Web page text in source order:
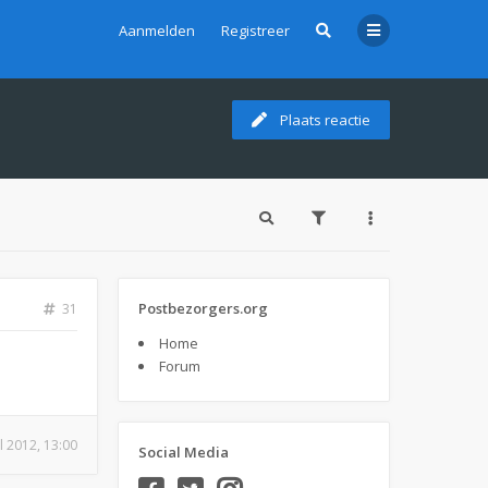
Aanmelden Registreer
Plaats reactie
31
2012, 13:00
Postbezorgers.org
Home
Forum
Social Media